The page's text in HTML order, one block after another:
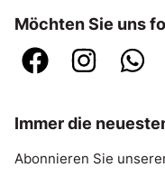
Möchten Sie uns
Immer die
Abonnieren Sie